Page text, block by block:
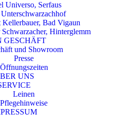
Universo, Serfaus
Kellerbauer, Bad Vigaun
Schwarzacher, Hinterglemm
GESCHÄFT
und Showroom
Presse
Öffnungszeiten
UNS
Leinen
Pflegehinweise